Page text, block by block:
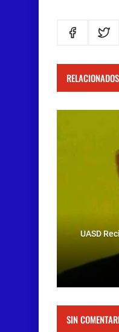
RELACIONADOS
UASD
SIN